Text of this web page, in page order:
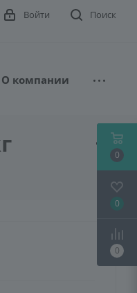
Поиск
Войти
О компании
0
0
0